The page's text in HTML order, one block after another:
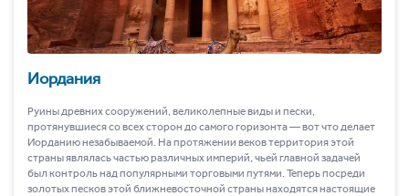
Иордания
Руины древних сооружений, великолепные виды и пески,
протянувшиеся со всех сторон до самого горизонта ― вот что делает
Иорданию незабываемой. На протяжении веков территория этой
страны являлась частью различных империй, чьей главной задачей
был контроль над популярными торговыми путями. Теперь посреди
золотых песков этой ближневосточной страны находятся настоящие